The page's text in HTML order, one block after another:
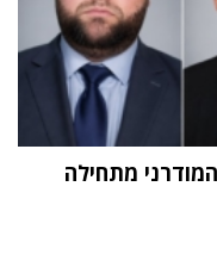
מתחילה